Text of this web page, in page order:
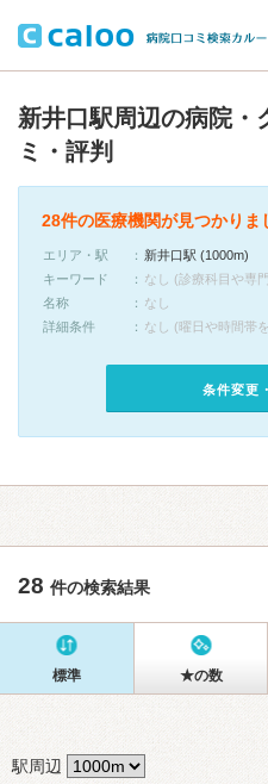
新井口駅周辺の病院・
ミ・評判
28件の医療機関が見つかりま
エリア・駅
新井口駅 (1000m)
キーワード
なし (診療科目や専
名称
なし
詳細条件
なし (曜日や時間帯
条件変更
28 件の検索結果
標準 ★の数
駅周辺